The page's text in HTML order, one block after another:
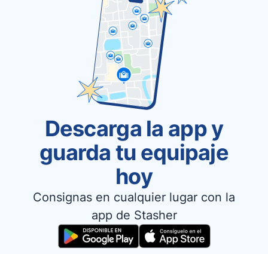
Descarga la app y
guarda tu equipaje
hoy
Consignas en cualquier lugar con la
app de Stasher